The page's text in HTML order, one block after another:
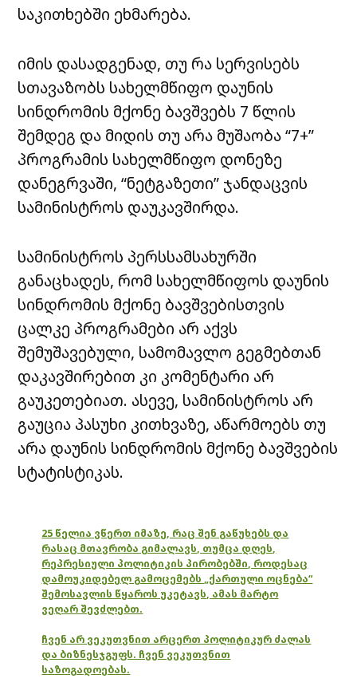
საკითხებში ეხმარება.
იმის დასადგენად, თუ რა სერვისებს
სთავაზობს სახელმწიფო დაუნის
სინდრომის მქონე ბავშვებს 7 წლის
შემდეგ და მიდის თუ არა მუშაობა “7+”
პროგრამის სახელმწიფო დონეზე
დანეგრვაში, “ნეტგაზეთი” ჯანდაცვის
სამინისტროს დაუკავშირდა.
სამინისტროს პერსსამსახურში
განაცხადეს, რომ სახელმწიფოს დაუნის
სინდრომის მქონე ბავშვებისთვის
ცალკე პროგრამები არ აქვს
შემუშავებული, სამომავლო გეგმებთან
დაკავშირებით კი კომენტარი არ
გაუკეთებიათ. ასევე, სამინისტროს არ
გაუცია პასუხი კითხვაზე, აწარმოებს თუ
არა დაუნის სინდრომის მქონე ბავშვების
სტატისტიკას.
25 წელია ვწერთ იმაზე, რაც შენ გაწუხებს და
რასაც მთავრობა გიმალავს, თუმცა დღეს,
რეპრესიული პოლიტიკის პირობებში, როდესაც
დამოუკიდებელ გამოცემებს „ქართული ოცნება“
შემოსავლის წყაროს უკეტავს, ამას მარტო
ვეღარ შევძლებთ.
ჩვენ არ ვეკუთვნით არცერთ პოლიტიკურ ძალას
და ბიზნესჯგუფს. ჩვენ ვეკუთვნით
საზოგადოებას.